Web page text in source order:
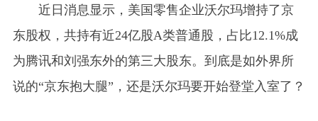
近日消息显示，美国零售企业沃尔玛增持了京
东股权，共持有近24亿股A类普通股，占比12.1%成
为腾讯和刘强东外的第三大股东。到底是如外界所
说的“京东抱大腿”，还是沃尔玛要开始登堂入室了？